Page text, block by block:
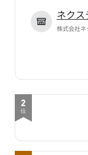
ネクス
株式会社
2
位